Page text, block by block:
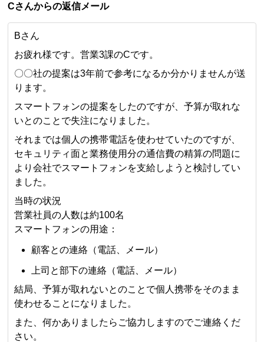
Cさんからの返信メール
Bさん
お疲れ様です。営業3課のCです。
〇〇社の提案は3年前で参考になるか分かりませんが送
ります。
スマートフォンの提案をしたのですが、予算が取れな
いとのことで失注になりました。
それまでは個人の携帯電話を使わせていたのですが、
セキュリティ面と業務使用分の通信費の精算の問題に
より会社でスマートフォンを支給しようと検討してい
ました。
当時の状況
営業社員の人数は約100名
スマートフォンの用途：
顧客との連絡（電話、メール）
上司と部下の連絡（電話、メール）
結局、予算が取れないとのことで個人携帯をそのまま
使わせることになりました。
また、何かありましたらご協力しますのでご連絡くだ
さい。